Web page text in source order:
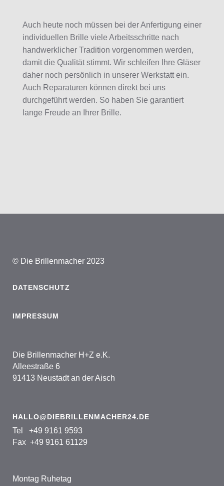
Auch heute noch müssen bei der Anfertigung einer
individuellen Brille viele Arbeitsschritte nach
handwerklicher Tradition vorgenommen werden,
damit die Qualität stimmt. Wir schleifen Ihre Gläser
daher noch persönlich in unserer Werkstatt ein.
Auch Reparaturen können direkt bei uns
durchgeführt werden. So haben Sie garantiert
lange Freude an Ihrer Brille.
© Die Brillenmacher 2023
DATENSCHUTZ
IMPRESSUM
Die Brillenmacher H+Z e.K.
Alleestraße 6
91413 Neustadt an der Aisch
HALLO@DIEBRILLENMACHER24.DE
Tel +49 9161 9593
Fax +49 9161 61129
Montag Ruhetag